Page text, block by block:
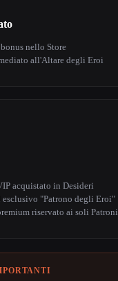
nello Store
all'Altare degli Eroi
acquistato in Desideri
esclusivo "Patrono degli Eroi"
riservato ai soli Patroni